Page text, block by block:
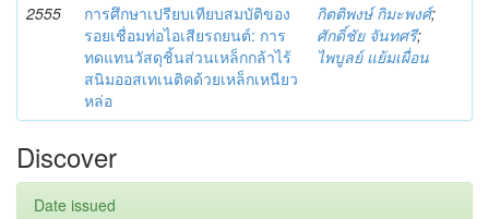
2555
การศึกษาเปรียบเทียบสมบัติของ
รอยเชื่อมท่อไอเสียรถยนต์: การ
ทดแทนวัสดุชิ้นส่วนเหล็กกล้าไร้
สนิมออสเทเนติคด้วยเหล็กเหนียว
หล่อ
กิตติพงษ์ กิมะพงศ์;
ศักดิ์ชัย จันทศรี;
ไพบูลย์ แย้มเผื่อน
Discover
Date issued